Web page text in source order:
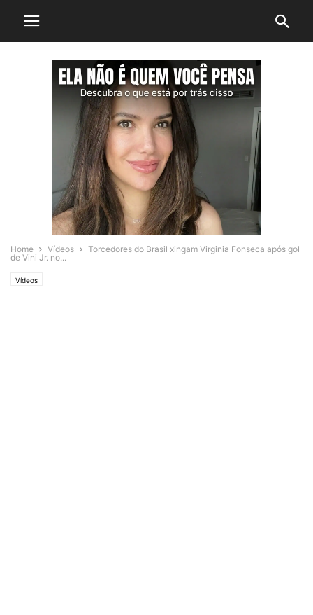
Home Vídeos
Torcedores do Brasil xingam Virginia Fonseca após gol
de Vini Jr. no...
Vídeos